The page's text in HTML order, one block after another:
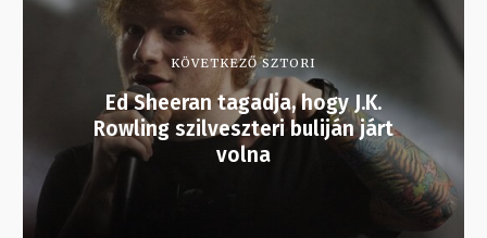
KÖVETKEZŐ SZTORI
Ed Sheeran tagadja, hogy J.K.
Rowling szilveszteri buliján járt
volna